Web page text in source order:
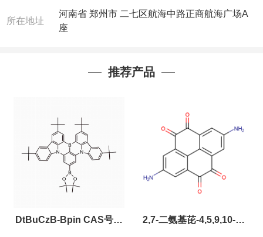
所在地址
河南省 郑州市 二七区航海中路正商航海广场A
座
推荐产品
DtBuCzB-Bpin CAS号： 2,7-二氨基芘-4,5,9,10-四